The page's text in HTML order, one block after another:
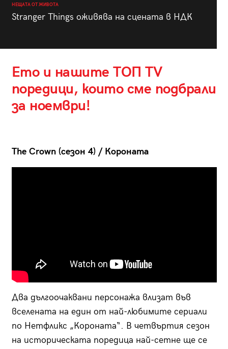
НЕЩАТА ОТ ЖИВОТА
Stranger Things оживява на сцената в НДК
Ето и нашите ТОП ТV
поредици, които сме подбрали
за ноември!
The Crown (сезон 4) / Короната
Два дългоочаквани персонажа влизат във
вселената на един от най-любимите сериали
по Нетфликс „Короната“. В четвъртия сезон
на историческата поредица най-сетне ще се